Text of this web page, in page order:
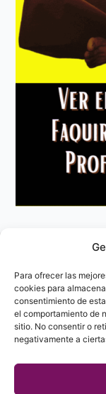
Para ofrecer las
cookies para
consentimiento de
el comportamiento de
sitio. No consentir o
negativamente a